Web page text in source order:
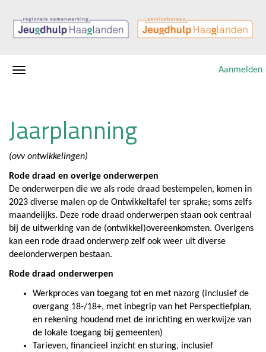
Aanmelden
Jaarplanning
(ovv ontwikkelingen)
Rode draad en overige onderwerpen
De onderwerpen die we als rode draad bestempelen, komen in
2023 diverse malen op de Ontwikkeltafel ter sprake; soms zelfs
maandelijks. Deze rode draad onderwerpen staan ook centraal
bij de uitwerking van de (ontwikkel)overeenkomsten. Overigens
kan een rode draad onderwerp zelf ook weer uit diverse
deelonderwerpen bestaan.
Rode draad onderwerpen
Werkproces van toegang tot en met nazorg (inclusief de
overgang 18-/18+, met inbegrip van het Perspectiefplan,
en rekening houdend met de inrichting en werkwijze van
de lokale toegang bij gemeenten)
Tarieven, financieel inzicht en sturing, inclusief